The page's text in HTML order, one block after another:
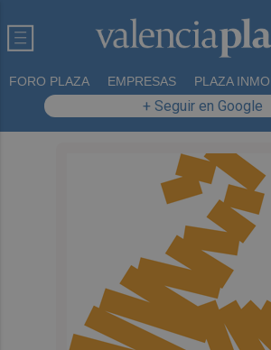
FORO PLAZA EMPRESAS PLAZA
+ Seguir en Google